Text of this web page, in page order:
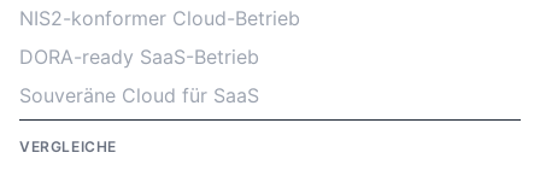
NIS2-konformer Cloud-Betrieb
DORA-ready SaaS-Betrieb
Souveräne Cloud für SaaS
VERGLEICHE